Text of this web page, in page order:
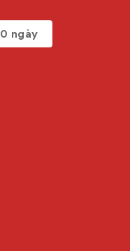
ngày